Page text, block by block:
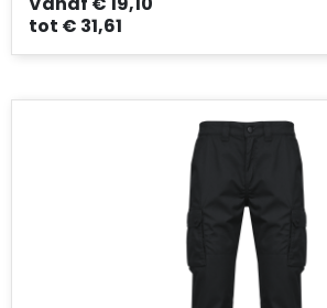
tot € 31,61